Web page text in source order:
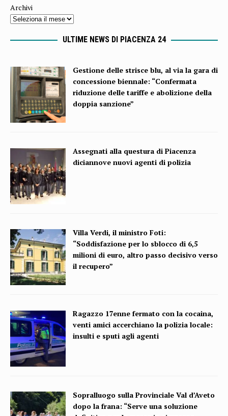
Archivi
ULTIME NEWS DI PIACENZA 24
Gestione delle strisce blu, al via la gara di
concessione biennale: “Confermata
riduzione delle tariffe e abolizione della
doppia sanzione”
Assegnati alla questura di Piacenza
diciannove nuovi agenti di polizia
Villa Verdi, il ministro Foti:
“Soddisfazione per lo sblocco di 6,5
milioni di euro, altro passo decisivo verso
il recupero”
Ragazzo 17enne fermato con la cocaina,
venti amici accerchiano la polizia locale:
insulti e sputi agli agenti
Sopralluogo sulla Provinciale Val d’Aveto
dopo la frana: “Serve una soluzione